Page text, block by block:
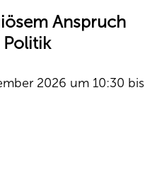
Anspruch
2026 um 10:30 bis